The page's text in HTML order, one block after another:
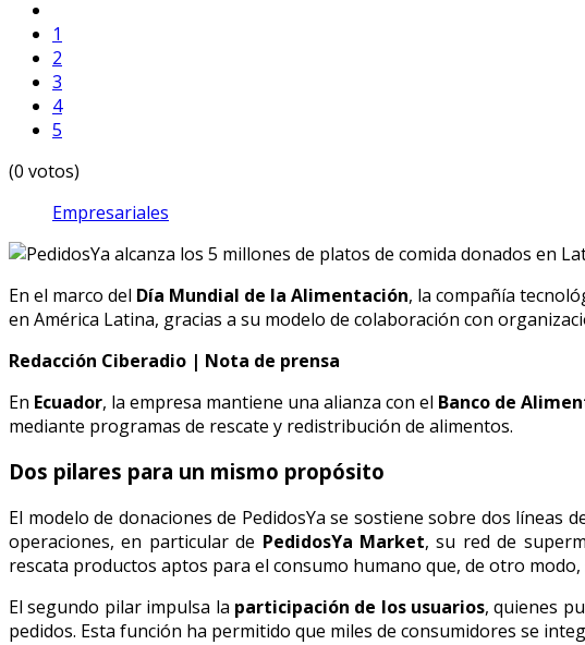
1
2
3
4
5
(0 votos)
Empresariales
En el marco del Día Mundial de la Alimentación, la compañía
en América Latina, gracias a su modelo de colaboración con
Redacción Ciberadio | Nota de prensa
En Ecuador, la empresa mantiene una alianza con el Banco de
mediante programas de rescate y redistribución de alimentos.
Dos pilares para un mismo propósito
El modelo de donaciones de PedidosYa se sostiene sobre dos líneas
operaciones, en particular de PedidosYa Market, su red de
rescata productos aptos para el consumo humano que, de otro
El segundo pilar impulsa la participación de los usuarios, quienes
pedidos. Esta función ha permitido que miles de consumidores se